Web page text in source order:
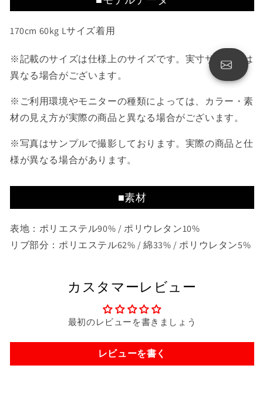
170cm 60kg Lサイズ着用
※記載のサイズは仕様上のサイズです。実寸サイズとは
異なる場合がございます。
※ご利用環境やモニターの種類によっては、カラー・素
材の見え方が実際の商品と異なる場合がございます。
※写真はサンプルで撮影しております。実際の商品と仕
様が異なる場合があります。
■素材
表地：ポリエステル90% / ポリウレタン10%
リブ部分：ポリエステル62% / 綿33% / ポリウレタン5%
カスタマーレビュー
最初のレビューを書きましょう
レビューを書く